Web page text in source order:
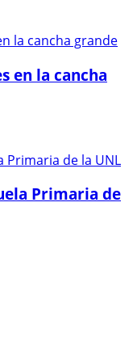
en la cancha
Primaria de